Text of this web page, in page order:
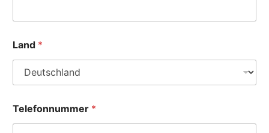
h
r
B
r
e
Land *
Telefonnummer *